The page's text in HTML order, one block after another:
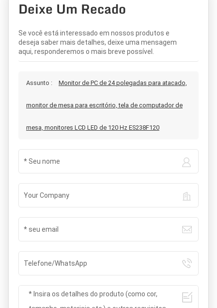
Deixe Um Recado
Se você está interessado em nossos produtos e
deseja saber mais detalhes, deixe uma mensagem
aqui, responderemos o mais breve possível.
Assunto : Monitor de PC de 24 polegadas para atacado,
monitor de mesa para escritório, tela de computador de
mesa, monitores LCD LED de 120 Hz ES238F120